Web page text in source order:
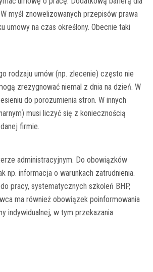
myśl znowelizowanych przepisów prawa
umowy na czas określony. Obecnie taki
rodzaju umów (np. zlecenie) często nie
zrezygnować niemal z dnia na dzień. W
do porozumienia stron. W innych
musi liczyć się z koniecznością
firmie.
administracyjnym. Do obowiązków
np. informacja o warunkach zatrudnienia.
pracy, systematycznych szkoleń BHP,
ma również obowiązek poinformowania
indywidualnej, w tym przekazania